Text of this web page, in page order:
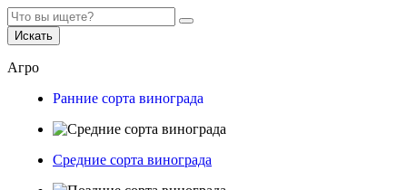
Искать
Агро
Ранние сорта винограда
Средние сорта винограда